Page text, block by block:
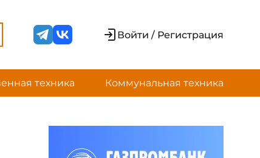
Войти / Регистрация
техника Коммунальная техника